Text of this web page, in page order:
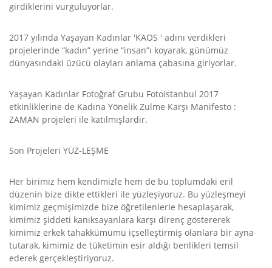
girdiklerini vurguluyorlar.
2017 yılında Yaşayan Kadınlar 'KAOS ' adını verdikleri
projelerinde “kadın” yerine “insan”ı koyarak, günümüz
dünyasındaki üzücü olayları anlama çabasına giriyorlar.
Yaşayan Kadınlar Fotoğraf Grubu Fotoistanbul 2017
etkinliklerine de Kadına Yönelik Zulme Karşı Manifesto :
ZAMAN projeleri ile katılmışlardır.
Son Projeleri YÜZ-LEŞME
Her birimiz hem kendimizle hem de bu toplumdaki eril
düzenin bize dikte ettikleri ile yüzleşiyoruz. Bu yüzleşmeyi
kimimiz geçmişimizde bize öğretilenlerle hesaplaşarak,
kimimiz şiddeti kanıksayanlara karşı direnç göstererek
kimimiz erkek tahakkümümü içselleştirmiş olanlara bir ayna
tutarak, kimimiz de tüketimin esir aldığı benlikleri temsil
ederek gerçekleştiriyoruz.